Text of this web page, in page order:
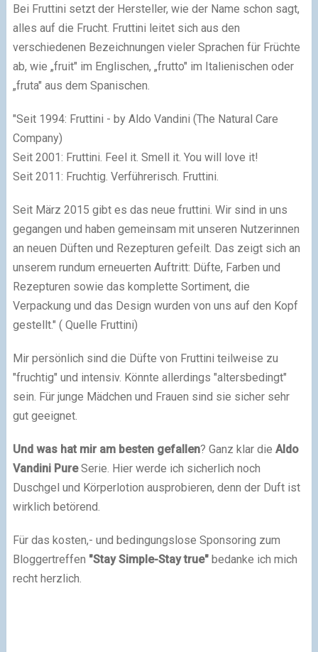
Bei Fruttini setzt der Hersteller, wie der Name schon sagt,
alles auf die Frucht. Fruttini leitet sich aus den
verschiedenen Bezeichnungen vieler Sprachen für Früchte
ab, wie „fruit" im Englischen, „frutto" im Italienischen oder
„fruta" aus dem Spanischen.
"Seit 1994: Fruttini - by Aldo Vandini (The Natural Care
Company)
Seit 2001: Fruttini. Feel it. Smell it. You will love it!
Seit 2011: Fruchtig. Verführerisch. Fruttini.
Seit März 2015 gibt es das neue fruttini. Wir sind in uns
gegangen und haben gemeinsam mit unseren Nutzerinnen
an neuen Düften und Rezepturen gefeilt. Das zeigt sich an
unserem rundum erneuerten Auftritt: Düfte, Farben und
Rezepturen sowie das komplette Sortiment, die
Verpackung und das Design wurden von uns auf den Kopf
gestellt." ( Quelle Fruttini)
Mir persönlich sind die Düfte von Fruttini teilweise zu
"fruchtig" und intensiv. Könnte allerdings "altersbedingt"
sein. Für junge Mädchen und Frauen sind sie sicher sehr
gut geeignet.
Und was hat mir am besten gefallen? Ganz klar die Aldo
Vandini PureSerie. Hier werde ich sicherlich noch
Duschgel und Körperlotion ausprobieren, denn der Duft ist
wirklich betörend.
Für das kosten,- und bedingungslose Sponsoring zum
Bloggertreffen "Stay Simple-Stay true"bedanke ich mich
recht herzlich.